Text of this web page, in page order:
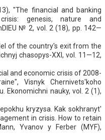
"The financial and banking
genesis, nature and
№ 2, vol. 2 (18), pp. 142—
of the country's exit from the
chasopys-XXI, vol. 11—12,
and economic crisis of 2008-
Visnyk Chernivets'koho
Ekonomichni nauky, vol. 2 (1),
kryzysa. Kak sokhranyt'
in crisis. How to retain
Yvanov y Ferber (MYF),